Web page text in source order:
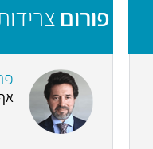
פורום